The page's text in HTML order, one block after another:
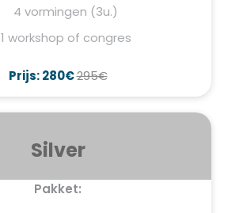
4 vormingen (3u.)
1 workshop of congres
Prijs: 280€295€
Silver
Pakket: